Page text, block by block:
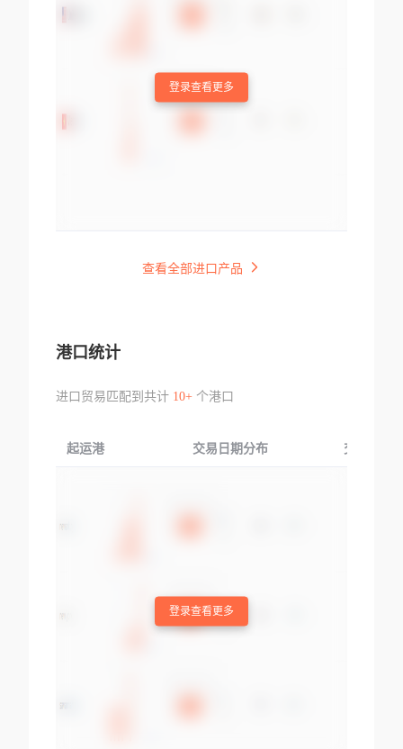
登录查看更多
查看全部进口产品
港口统计
进口贸易匹配到共计 10+个港口
起运港 交易日期分布 交易产品
登录查看更多